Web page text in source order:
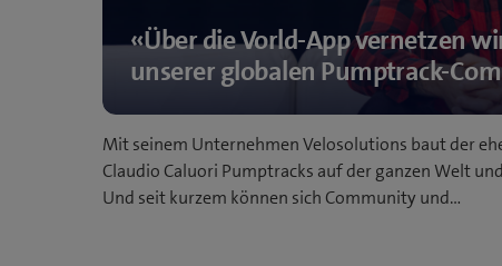
«Über die Vorld-App vernetzen
unserer globalen Pumptrack-
Mit seinem Unternehmen Velosolutions baut der
Claudio Caluori Pumptracks auf der ganzen Welt
Und seit kurzem können sich Community und…